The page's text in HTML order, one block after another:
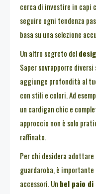
cerca di investire in capi
seguire ogni tendenza
basa su una selezione
Un altro segreto del
Saper sovrapporre
aggiunge profondità al
con stili e colori. Ad
un cardigan chic e
approccio non è solo
raffinato.
Per chi desidera
guardaroba, è
accessori. Un bel paio di